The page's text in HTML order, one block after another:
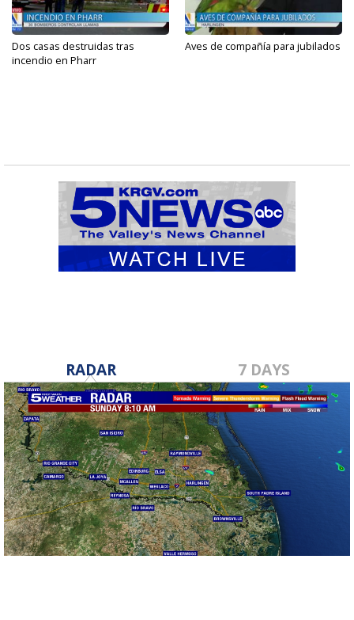
Dos casas destruidas tras
incendio en Pharr
Aves de compañía para jubilados
RADAR 7 DAYS